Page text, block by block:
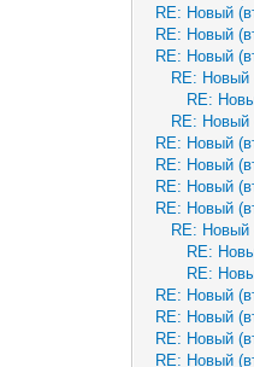
RE: Новый
RE: Новый
RE: Новый
RE: Новый
RE:
RE: Новый
RE: Новый
RE: Новый
RE: Новый
RE: Новый
RE: Новый
RE:
RE:
RE: Новый
RE: Новый
RE: Новый
RE: Новый